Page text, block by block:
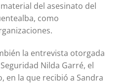
del asesinato del
como
la entrevista otorgada
Nilda Garré, el
en la que recibió a Sandra